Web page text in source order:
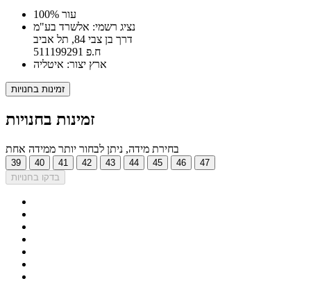
100% עור
נציג רשמי: אלשרד בע"מ
דרך בן צבי 84, תל אביב
ח.פ 511199291
ארץ יצור: איטליה
זמינות בחנויות
זמינות בחנויות
בחירת מידה, ניתן לבחור יותר ממידה אחת
39 40 41 42 43 44 45 46
47
בדקו בחנויות